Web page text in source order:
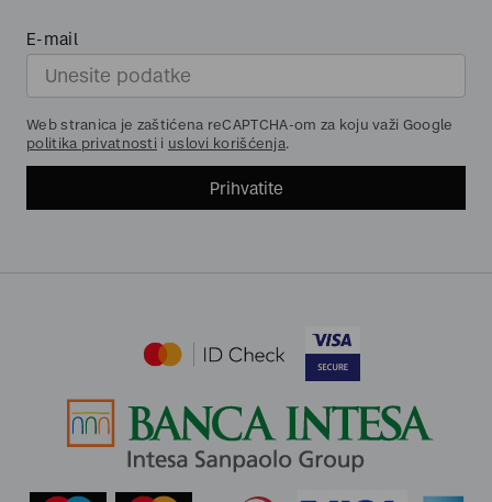
E-mail
Web stranica je zaštićena reCAPTCHA-om za koju važi Google
politika privatnosti i uslovi korišćenja.
Prihvatite